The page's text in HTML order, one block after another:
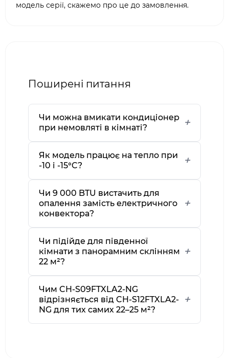
модель серії, скажемо про це до замовлення.
Поширені питання
Чи можна вмикати кондиціонер
при немовляті в кімнаті?
Як модель працює на тепло при
-10 і -15°C?
Чи 9 000 BTU вистачить для
опалення замість електричного
конвектора?
Чи підійде для південної
кімнати з панорамним склінням
22 м²?
Чим CH-S09FTXLA2-NG
відрізняється від CH-S12FTXLA2-
NG для тих самих 22–25 м²?